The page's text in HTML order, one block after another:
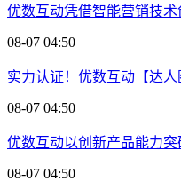
优数互动凭借智能营销技
08-07 04:50
实力认证！优数互动【达
08-07 04:50
优数互动以创新产品能力
08-07 04:50